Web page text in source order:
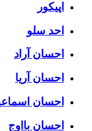
اپیکور
احد سلو
احسان آراد
احسان آریا
احسان اسماعیلی
احسان بااوج